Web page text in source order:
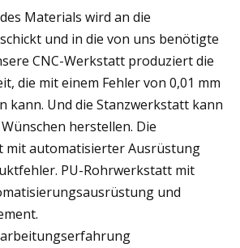
Materials wird an die
und in die von uns benötigte
CNC-Werkstatt produziert die
die mit einem Fehler von 0,01 mm
kann. Und die Stanzwerkstatt kann
herstellen. Die
mit automatisierter Ausrüstung
PU-Rohrwerkstatt mit
und